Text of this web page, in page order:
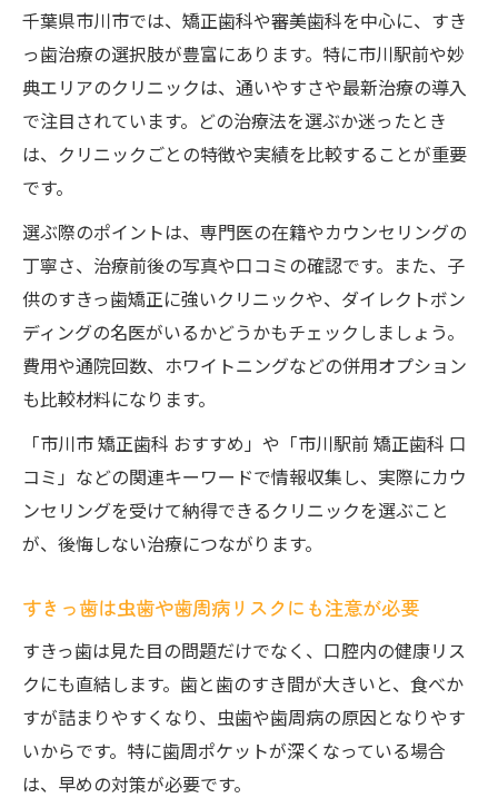
ィング
すきっ歯とホワイトニング併用の効果を解
説
すきっ歯がもたらす印象と市川市の解決法とは
すきっ歯が与える第一印象の変化を知ろう
法
すきっ歯で悩む女性に市川市が支持される
理由
口コミでわかる市川市のすきっ歯解決事例
すきっ歯治療の流れと市川市での対応力を
比較
市川市ですきっ歯悩みを解消する選び方の秘訣
すきっ歯治療で大切なクリニック選びの基
準
解説
安くて信頼できるすきっ歯矯正を市川市で
探す
女性目線ですきっ歯治療の比較ポイントを
紹介
千葉県市川市では、矯正歯科や審美歯科を中心に、すき
っ歯治療の選択肢が豊富にあります。特に市川駅前や妙
典エリアのクリニックは、通いやすさや最新治療の導入
で注目されています。どの治療法を選ぶか迷ったとき
は、クリニックごとの特徴や実績を比較することが重要
です。
選ぶ際のポイントは、専門医の在籍やカウンセリングの
丁寧さ、治療前後の写真や口コミの確認です。また、子
供のすきっ歯矯正に強いクリニックや、ダイレクトボン
ディングの名医がいるかどうかもチェックしましょう。
費用や通院回数、ホワイトニングなどの併用オプション
も比較材料になります。
「市川市 矯正歯科 おすすめ」や「市川駅前 矯正歯科 口
コミ」などの関連キーワードで情報収集し、実際にカウ
ンセリングを受けて納得できるクリニックを選ぶこと
が、後悔しない治療につながります。
すきっ歯は虫歯や歯周病リスクにも注意が必要
すきっ歯は見た目の問題だけでなく、口腔内の健康リス
クにも直結します。歯と歯のすき間が大きいと、食べか
すが詰まりやすくなり、虫歯や歯周病の原因となりやす
いからです。特に歯周ポケットが深くなっている場合
は、早めの対策が必要です。